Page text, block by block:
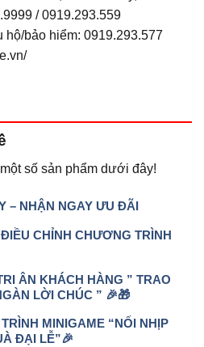
/ 0919.293.559
bảo hiểm: 0919.293.577
số sản phẩm dưới đây!
– NHẬN NGAY ƯU ĐÃI
CHỈNH CHƯƠNG TRÌNH
ÂN KHÁCH HÀNG ” TRAO
LỜI CHÚC ” 🎉🎁
MINIGAME “NỐI NHỊP
ĐẠI LỄ”🎉